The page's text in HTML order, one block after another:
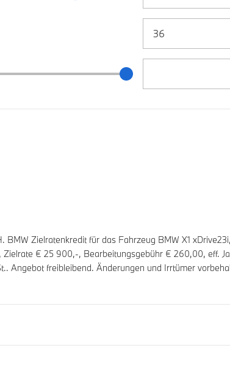
/ Restbetrag Schieberegler
BMW Zielratenkredit für das Fahrzeug BMW X1
, Zielrate € 25 900,-, Bearbeitungsgebühr € 260,00, eff.
Angebot freibleibend. Änderungen und Irrtümer